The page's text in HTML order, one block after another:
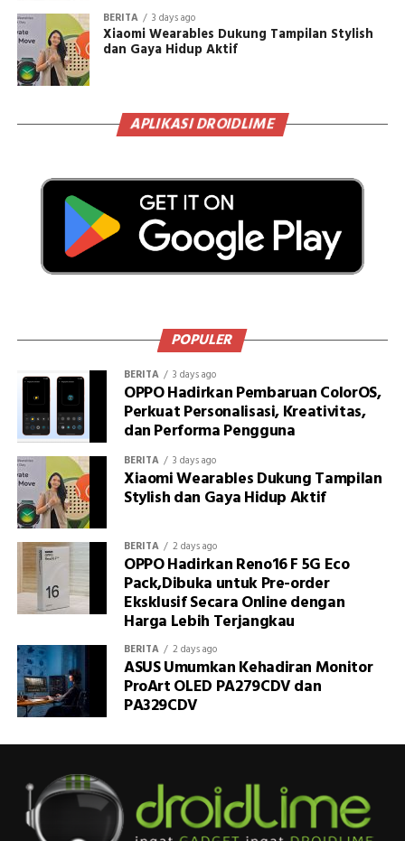
BERITA 3 days ago
Xiaomi Wearables Dukung Tampilan Stylish
dan Gaya Hidup Aktif
APLIKASI DROIDLIME
POPULER
BERITA 3 days ago
OPPO Hadirkan Pembaruan ColorOS,
Perkuat Personalisasi, Kreativitas,
dan Performa Pengguna
BERITA 3 days ago
Xiaomi Wearables Dukung Tampilan
Stylish dan Gaya Hidup Aktif
BERITA 2 days ago
OPPO Hadirkan Reno16 F 5G Eco
Pack,Dibuka untuk Pre-order
Eksklusif Secara Online dengan
Harga Lebih Terjangkau
BERITA 2 days ago
ASUS Umumkan Kehadiran Monitor
ProArt OLED PA279CDV dan
PA329CDV